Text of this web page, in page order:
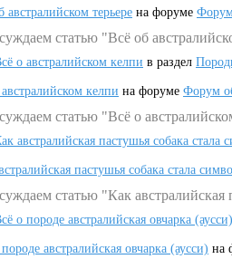
австралийском терьере на форуме
статью "Всё об
о австралийском келпи в раздел
келпи на форуме Форум
статью "Всё о
австралийская пастушья собака
пастушья собака стала
статью "Как
о породе австралийская овчарка (аусси)
австралийская овчарка (аусси) на